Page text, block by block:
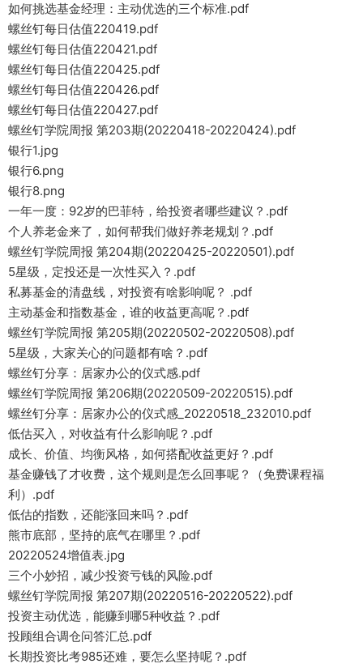
如何挑选基金经理：主动优选的三个标准.pdf
螺丝钉每日估值220419.pdf
螺丝钉每日估值220421.pdf
螺丝钉每日估值220425.pdf
螺丝钉每日估值220426.pdf
螺丝钉每日估值220427.pdf
螺丝钉学院周报 第203期(20220418-20220424).pdf
银行1.jpg
银行6.png
银行8.png
一年一度：92岁的巴菲特，给投资者哪些建议？.pdf
个人养老金来了，如何帮我们做好养老规划？.pdf
螺丝钉学院周报 第204期(20220425-20220501).pdf
5星级，定投还是一次性买入？.pdf
私募基金的清盘线，对投资有啥影响呢？ .pdf
主动基金和指数基金，谁的收益更高呢？.pdf
螺丝钉学院周报 第205期(20220502-20220508).pdf
5星级，大家关心的问题都有啥？.pdf
螺丝钉分享：居家办公的仪式感.pdf
螺丝钉学院周报 第206期(20220509-20220515).pdf
螺丝钉分享：居家办公的仪式感_20220518_232010.pdf
低估买入，对收益有什么影响呢？.pdf
成长、价值、均衡风格，如何搭配收益更好？.pdf
基金赚钱了才收费，这个规则是怎么回事呢？（免费课程福
利）.pdf
低估的指数，还能涨回来吗？.pdf
熊市底部，坚持的底气在哪里？.pdf
20220524增值表.jpg
三个小妙招，减少投资亏钱的风险.pdf
螺丝钉学院周报 第207期(20220516-20220522).pdf
投资主动优选，能赚到哪5种收益？.pdf
投顾组合调仓问答汇总.pdf
长期投资比考985还难，要怎么坚持呢？.pdf